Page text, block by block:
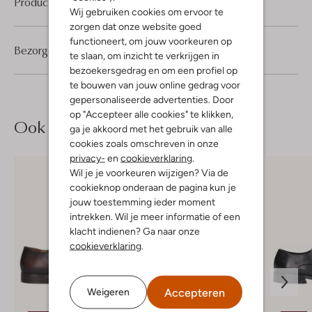
Wij gebruiken cookies om ervoor te
zorgen dat onze website goed
functioneert, om jouw voorkeuren op
te slaan, om inzicht te verkrijgen in
bezoekersgedrag en om een profiel op
te bouwen van jouw online gedrag voor
gepersonaliseerde advertenties. Door
op "Accepteer alle cookies" te klikken,
ga je akkoord met het gebruik van alle
cookies zoals omschreven in onze
privacy- en cookieverklaring
Wil je je voorkeuren wijzigen? Via de
cookieknop onderaan de pagina kun je
jouw toestemming ieder moment
intrekken. Wil je meer informatie of een
klacht indienen? Ga naar onze
cookieverklaring
Weigeren Accepteren
Bezorgen & retourneren
Ook iets voor jou?